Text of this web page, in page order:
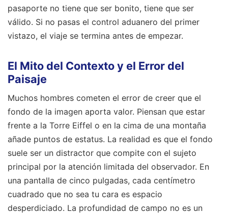
pasaporte no tiene que ser bonito, tiene que ser
válido. Si no pasas el control aduanero del primer
vistazo, el viaje se termina antes de empezar.
El Mito del Contexto y el Error del
Paisaje
Muchos hombres cometen el error de creer que el
fondo de la imagen aporta valor. Piensan que estar
frente a la Torre Eiffel o en la cima de una montaña
añade puntos de estatus. La realidad es que el fondo
suele ser un distractor que compite con el sujeto
principal por la atención limitada del observador. En
una pantalla de cinco pulgadas, cada centímetro
cuadrado que no sea tu cara es espacio
desperdiciado. La profundidad de campo no es un